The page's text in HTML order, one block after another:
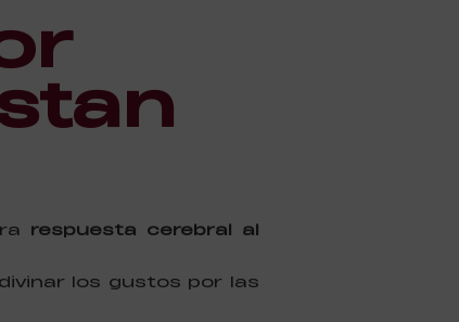
respuesta cerebral al
los gustos por las